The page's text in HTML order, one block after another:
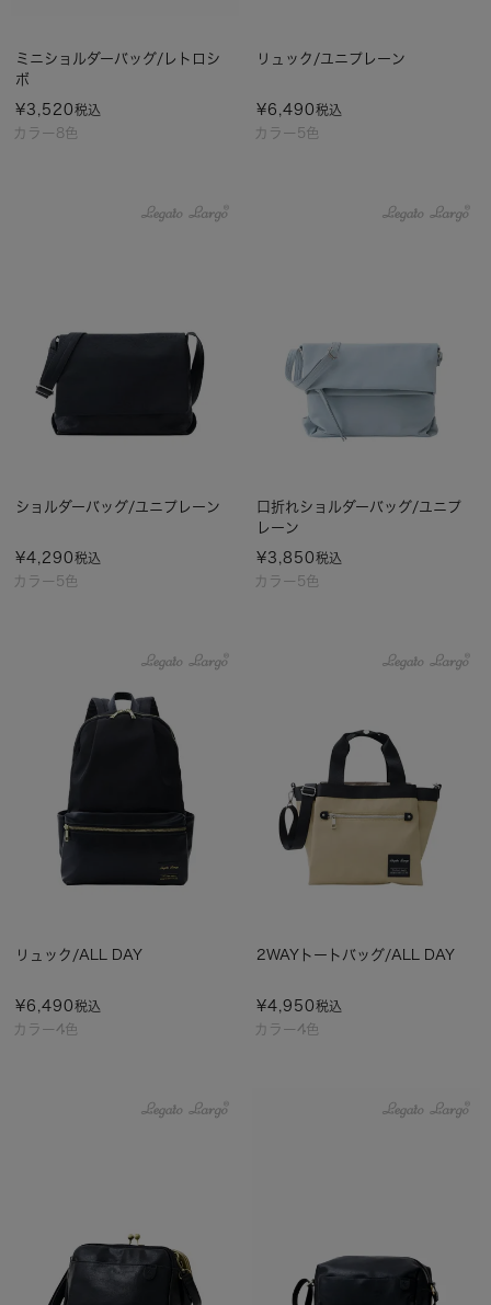
カラー8色
ミニショルダーバッグ/レトロシ
ボ
¥3,520税込
カラー5色
リュック/ユニプレーン
¥6,490税込
カラー5色
ショルダーバッグ/ユニプレーン
¥4,290税込
カラー5色
口折れショルダーバッグ/ユニプ
レーン
¥3,850税込
カラー4色
リュック/ALL DAY
¥6,490税込
カラー4色
2WAYトートバッグ/ALL DAY
¥4,950税込